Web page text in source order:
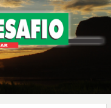
em 1º Lugar